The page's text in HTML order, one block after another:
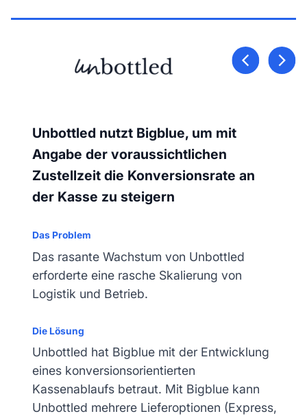
Unbottled nutzt Bigblue, um mit
Angabe der voraussichtlichen
Zustellzeit die Konversionsrate an
der Kasse zu steigern
Das Problem
Das rasante Wachstum von Unbottled
erforderte eine rasche Skalierung von
Logistik und Betrieb.
Die Lösung
Unbottled hat Bigblue mit der Entwicklung
eines konversionsorientierten
Kassenablaufs betraut. Mit Bigblue kann
Unbottled mehrere Lieferoptionen (Express,